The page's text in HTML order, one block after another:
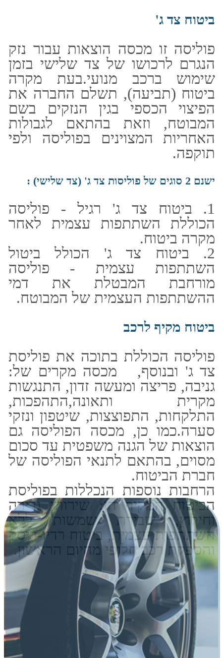
1. ביטוח צד ג' רגיל - פוליסה
הכוללת השתתפות עצמית לאחר
מקרה ביטוח.
2. ביטוח צד ג' הכולל ביטול
השתתפות עצמית - פוליסה
מורחבת המבטלת את דמי
ההשתתפות העצמית של המבוטח.
ביטוח מקיף לרכב
מקרית ותאונה,התהפכות,
התלקחות, התפוצצות, שיטפון ונזקי
סערה.כמו כן, מכסה הפוליסה גם
הוצאות של הגנה משפטית עד סכום
מסוים, בהתאם לתנאי הפוליסה של
חברת הביטוח.
הרחבות נוספות הנכללות בפוליסת
הביטוח המקיף הן: שירותי גרירה
וחילוץ, שבירת שמשות ללא
השתתפות עצמית, ביטוח רדיו-דיסק
והספקת רכב חלופי מהיום הראשון.
לרכישת ביטוח נסיעות מיידית
לחץ כאן​:
טלפון: 03-5107777
נייד: 050-5346371
מייל: LIOR@LIOR-INS.CO.IL
כתובת: אלי ויזל 2 ראשל"צ
(במכללה למנהל) 7579806
ישראל
ימי פעילות: א' - ה' שעת פתיחה:
08:00 שעת סגירה: 18:00